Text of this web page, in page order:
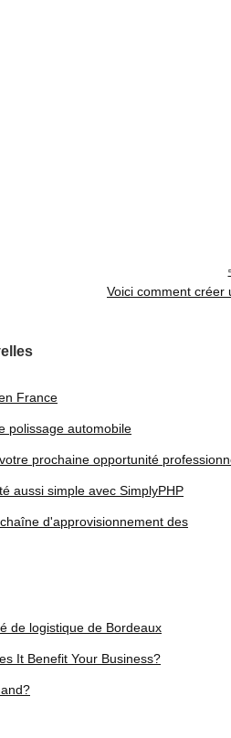
Voici comment créer
France
polissage automobile
prochaine opportunité
aussi simple avec SimplyPHP
d'approvisionnement des
de logistique de Bordeaux
It Benefit Your Business?